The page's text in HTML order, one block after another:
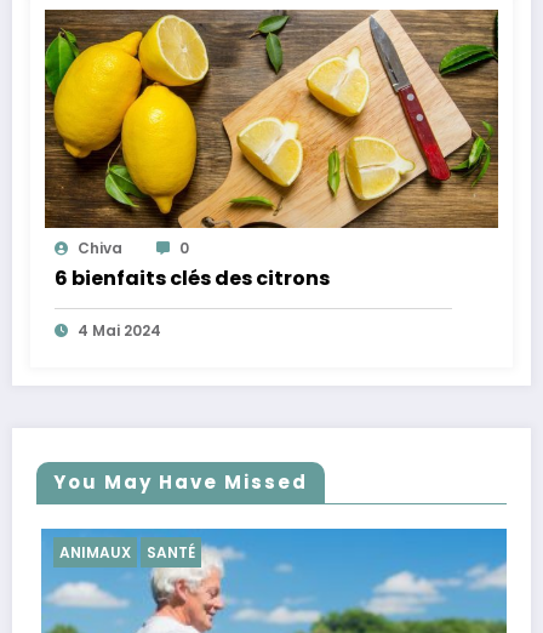
Chiva 0
6 bienfaits clés des citrons
4 Mai 2024
You May Have Missed
SANTÉ